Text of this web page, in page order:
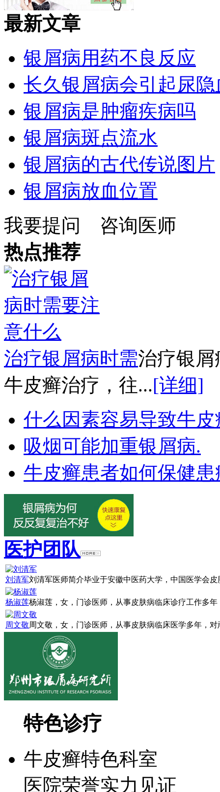
最新文章
银屑病用药不良反应
长久银屑病会引起尿隐
银屑病是肿瘤疾病吗
银屑病斑点流水
银屑病的古代传说图片
银屑病放血位置
我要提问
咨询医师
热点推荐
治疗银屑病时需治疗银
牛皮癣治疗，往...[详细]
什么因素容易导致牛皮
吸烟可能加重银屑病.
牛皮癣患者如何保健
医护团队
刘清军刘清军医师简介毕业于安徽中医药大学，中国医学会
杨淑莲杨淑莲，女，门诊医师，从事皮肤病临床诊疗工作多
周文敬周文敬，女，门诊医师，从事皮肤病临床医学多年，
特色诊疗
牛皮癣特色科室
医院荣誉实力见证